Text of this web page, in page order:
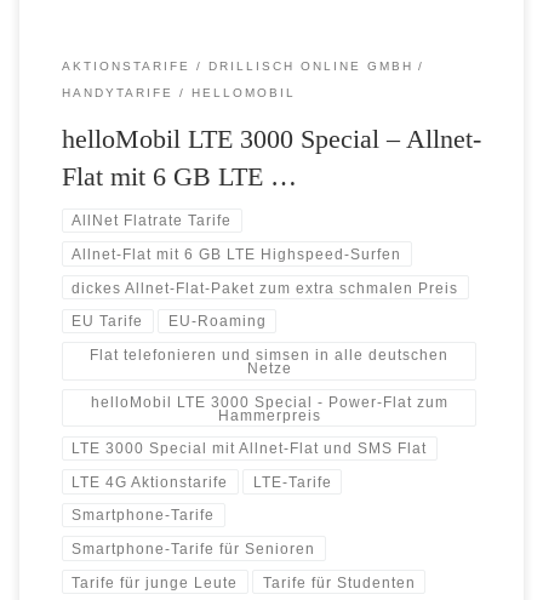
AKTIONSTARIFE
DRILLISCH ONLINE GMBH
HANDYTARIFE
HELLOMOBIL
helloMobil LTE 3000 Special – Allnet-
Flat mit 6 GB LTE …
AllNet Flatrate Tarife
Allnet-Flat mit 6 GB LTE Highspeed-Surfen
dickes Allnet-Flat-Paket zum extra schmalen Preis
EU Tarife EU-Roaming
Flat telefonieren und simsen in alle deutschen
Netze
helloMobil LTE 3000 Special - Power-Flat zum
Hammerpreis
LTE 3000 Special mit Allnet-Flat und SMS Flat
LTE 4G Aktionstarife LTE-Tarife
Smartphone-Tarife
Smartphone-Tarife für Senioren
Tarife für junge Leute Tarife für Studenten